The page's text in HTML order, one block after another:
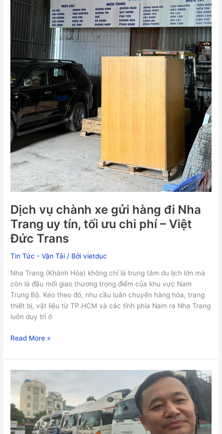
Dịch vụ chành xe gửi hàng đi Nha
Trang uy tín, tối ưu chi phí – Việt
Đức Trans
Tin Tức - Vận Tải / Bởivietduc
Nha Trang (Khánh Hòa) không chỉ là trung tâm du lịch lớn mà
còn là đầu mối giao thương trọng điểm của khu vực Nam
Trung Bộ. Kéo theo đó, nhu cầu luân chuyển hàng hóa, trang
thiết bị, vật liệu từ TP.HCM và các tỉnh phía Nam ra Nha Trang
luôn duy trì ở
Nha
uy
tín,
ưu
chi
phí
–
Việt
Đức
Trans
Read More »
chuyển
hàng
hóa